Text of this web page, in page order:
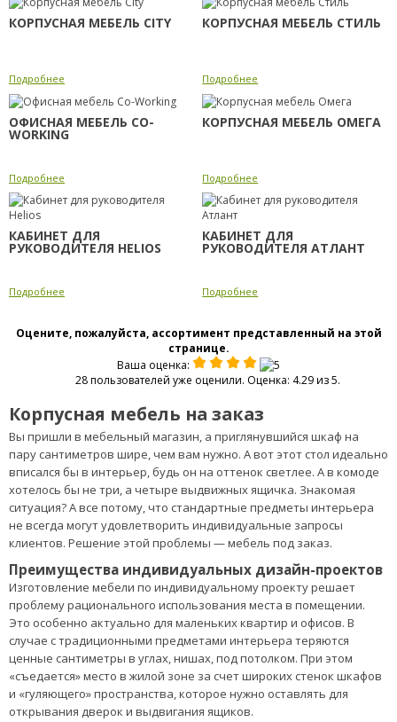
КОРПУСНАЯ МЕБЕЛЬ CITY
Подробнее
КОРПУСНАЯ МЕБЕЛЬ СТИЛЬ
Подробнее
ОФИСНАЯ МЕБЕЛЬ CO-
WORKING
Подробнее
КОРПУСНАЯ МЕБЕЛЬ ОМЕГА
Подробнее
КАБИНЕТ ДЛЯ
РУКОВОДИТЕЛЯ HELIOS
Подробнее
КАБИНЕТ ДЛЯ
РУКОВОДИТЕЛЯ АТЛАНТ
Подробнее
Оцените, пожалуйста, ассортимент представленный на этой
странице.
Ваша оценка:
28 пользователей уже оценили. Оценка: 4.29 из 5.
Корпусная мебель на заказ
Вы пришли в мебельный магазин, а приглянувшийся шкаф на
пару сантиметров шире, чем вам нужно. А вот этот стол идеально
вписался бы в интерьер, будь он на оттенок светлее. А в комоде
хотелось бы не три, а четыре выдвижных ящичка. Знакомая
ситуация? А все потому, что стандартные предметы интерьера
не всегда могут удовлетворить индивидуальные запросы
клиентов. Решение этой проблемы — мебель под заказ.
Преимущества индивидуальных дизайн-проектов
Изготовление мебели по индивидуальному проекту решает
проблему рационального использования места в помещении.
Это особенно актуально для маленьких квартир и офисов. В
случае с традиционными предметами интерьера теряются
ценные сантиметры в углах, нишах, под потолком. При этом
«съедается» место в жилой зоне за счет широких стенок шкафов
и «гуляющего» пространства, которое нужно оставлять для
открывания дверок и выдвигания ящиков.